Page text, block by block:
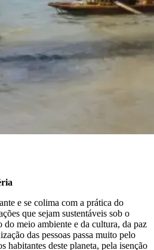
e se colima com a prática do
que sejam sustentáveis sob o
do meio ambiente e da cultura, da paz
das pessoas passa muito pelo
habitantes deste planeta, pela isenção